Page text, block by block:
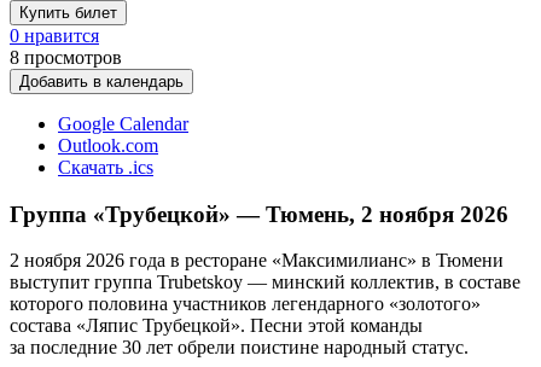
Купить билет
0 нравится
8 просмотров
Добавить в календарь
Google Calendar
Outlook.com
Скачать .ics
Группа «Трубецкой» — Тюмень, 2 ноября 2026
2 ноября 2026 года в ресторане «Максимилианс» в Тюмени
выступит группа Trubetskoy — минский коллектив, в составе
которого половина участников легендарного «золотого»
состава «Ляпис Трубецкой». Песни этой команды
за последние 30 лет обрели поистине народный статус.